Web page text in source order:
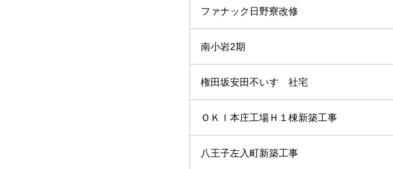
ファナック日野寮改修
南小岩2期
権田坂安田不いすゞ社宅
ＯＫＩ本庄工場Ｈ１棟新築工事
八王子左入町新築工事